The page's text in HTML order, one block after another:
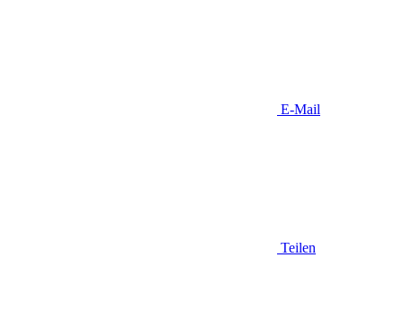
E-Mail
Teilen